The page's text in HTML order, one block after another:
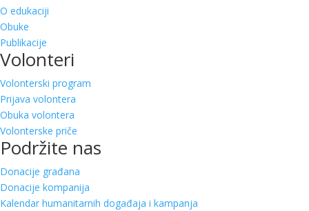
O edukaciji
Obuke
Publikacije
Volonteri
Volonterski program
Prijava volontera
Obuka volontera
Volonterske priče
Podržite nas
Donacije građana
Donacije kompanija
Kalendar humanitarnih događaja i kampanja